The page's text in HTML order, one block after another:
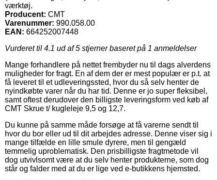
værktøj.
Producent: CMT
Varenummer: 990.058.00
EAN: 664252007448
Vurderet til 4.1 ud af 5 stjerner baseret på 1 anmeldelser
Mange forhandlere på nettet frembyder nu til dags alverdens
muligheder for fragt. En af dem der er mest populær er p.t. at
få leveret til et udleveringssted, hvor du så selv henter de
nyindkøbte varer når du har tid. Denne er jo super fleksibel,
samt oftest derudover den billigste leveringsform ved køb af
CMT Skrue t/ kugleleje 9,5 og 12,7.
Du kunne på samme måde forsøge at få varerne sendt til
hvor du bor eller ud til dit arbejdes adresse. Denne viser sig i
mange tilfælde en lille smule dyrere, men til gengæld
temmelig uproblematisk. Den prisbilligste fragtmetode vil
dog utvivlsomt være at du selv henter produkterne, som dog
står og falder med at du er lige ved e-butikkens hjemsted.